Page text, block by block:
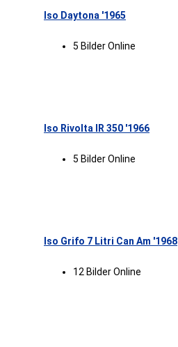
Iso Daytona '1965
5 Bilder Online
Iso Rivolta IR 350 '1966
5 Bilder Online
Iso Grifo 7 Litri Can Am '1968
12 Bilder Online